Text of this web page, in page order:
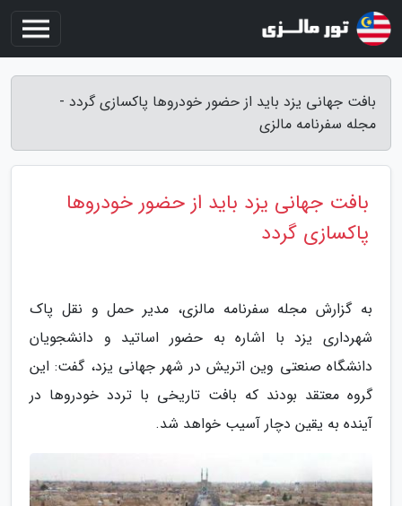
بافت جهانی یزد باید از حضور خودروها پاکسازی گردد -
مجله سفرنامه مالزی
بافت جهانی یزد باید از حضور خودروها
پاکسازی گردد
به گزارش مجله سفرنامه مالزی، مدیر حمل و نقل پاک
شهرداری یزد با اشاره به حضور اساتید و دانشجویان
دانشگاه صنعتی وین اتریش در شهر جهانی یزد، گفت: این
گروه معتقد بودند که بافت تاریخی با تردد خودروها در
آینده به یقین دچار آسیب خواهد شد.